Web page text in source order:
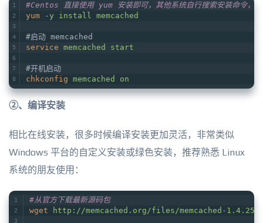
#Centos 直接使用 yum 安装即可，其他系统自行搜索安装命令，
yum
-y install memcached
#启动 memcached
service memcached start
#开机启动
chkconfig memcached on
②、编译安装
相比在线安装，很多时候编译安装更加灵活，非常类似
Windows 平台的自定义安装或绿色安装，推荐熟悉 Linux
系统的朋友使用：
#从官方下载最新源码包
wget
http://memcached.org/files/memcached-